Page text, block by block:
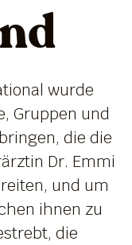
wurde
Gruppen und
die die
Dr. Emmi
und um
ihnen zu
die